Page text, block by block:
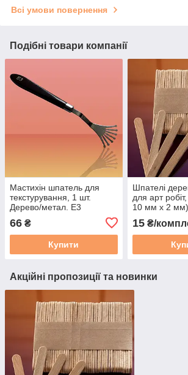
Всі умови повернення
Подібні товари компанії
Мастихін шпатель для
текстурування, 1 шт.
Дерево/метал. Е3
66 ₴
Купити
Шпателі
для арт
10 мм х 2
15₴/
Акційні пропозиції та новинки